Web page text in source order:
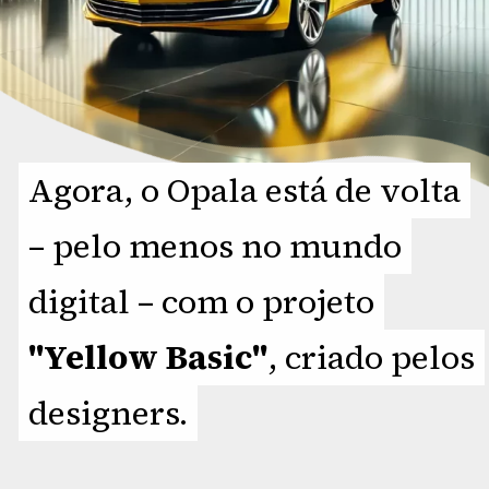
Agora, o Opala está de volta
– pelo menos no mundo
digital – com o projeto
"Yellow Basic", criado pelos
designers.
Agora, o Opala está de volta
– pelo menos no mundo
digital – com o projeto
"Yellow Basic", criado pelos
designers.